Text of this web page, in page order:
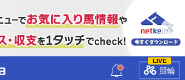
LIVE
競輪